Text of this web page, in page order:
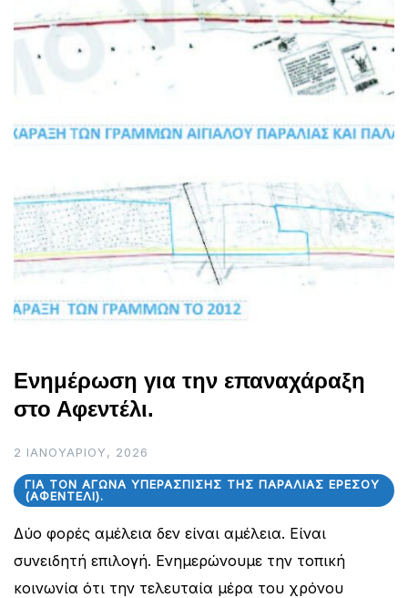
Ενημέρωση για την επαναχάραξη
στο Αφεντέλι.
2 ΙΑΝΟΥΑΡΊΟΥ, 2026
ΓΙΑ ΤΟΝ ΑΓΏΝΑ ΥΠΕΡΆΣΠΙΣΗΣ ΤΗΣ ΠΑΡΑΛΊΑΣ ΕΡΕΣΟΎ
(ΑΦΕΝΤΈΛΙ).
Δύο φορές αμέλεια δεν είναι αμέλεια. Είναι
συνειδητή επιλογή. Ενημερώνουμε την τοπική
κοινωνία ότι την τελευταία μέρα του χρόνου